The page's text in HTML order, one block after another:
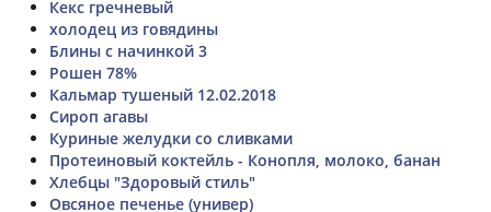
Кекс гречневый
холодец из говядины
Блины с начинкой 3
Рошен 78%
Кальмар тушеный 12.02.2018
Сироп агавы
Куриные желудки со сливками
Протеиновый коктейль - Конопля, молоко, банан
Хлебцы "Здоровый стиль"
Овсяное печенье (универ)